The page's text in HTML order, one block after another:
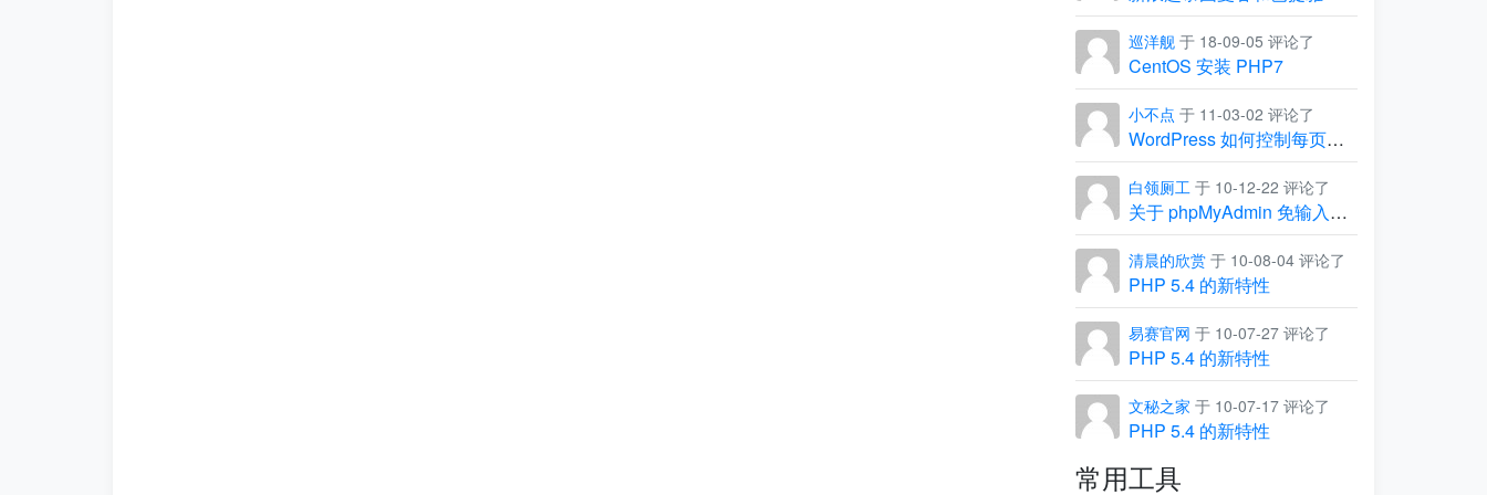
巡洋舰 于 18-09-05 评论了
CentOS 安装 PHP7
小不点 于 11-03-02 评论了
WordPress 如何控制每页显示的条数
白领厕工 于 10-12-22 评论了
关于 phpMyAdmin 免输入用户名和密码，直接进入管理界面
清晨的欣赏 于 10-08-04 评论了
PHP 5.4 的新特性
易赛官网 于 10-07-27 评论了
PHP 5.4 的新特性
文秘之家 于 10-07-17 评论了
PHP 5.4 的新特性
常用工具